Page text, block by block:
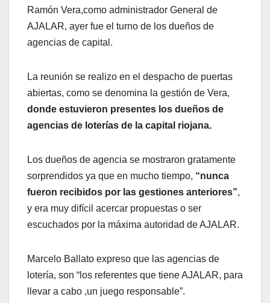
Ramón Vera,como administrador General de
AJALAR, ayer fue el turno de los dueños de
agencias de capital.
La reunión se realizo en el despacho de puertas
abiertas, como se denomina la gestión de Vera,
donde estuvieron presentes los dueños de
agencias de loterías de la capital riojana.
Los dueños de agencia se mostraron gratamente
sorprendidos ya que en mucho tiempo, “nunca
fueron recibidos por las gestiones anteriores”,
y era muy difícil acercar propuestas o ser
escuchados por la máxima autoridad de AJALAR.
Marcelo Ballato expreso que las agencias de
lotería, son “los referentes que tiene AJALAR, para
llevar a cabo ,un juego responsable”.